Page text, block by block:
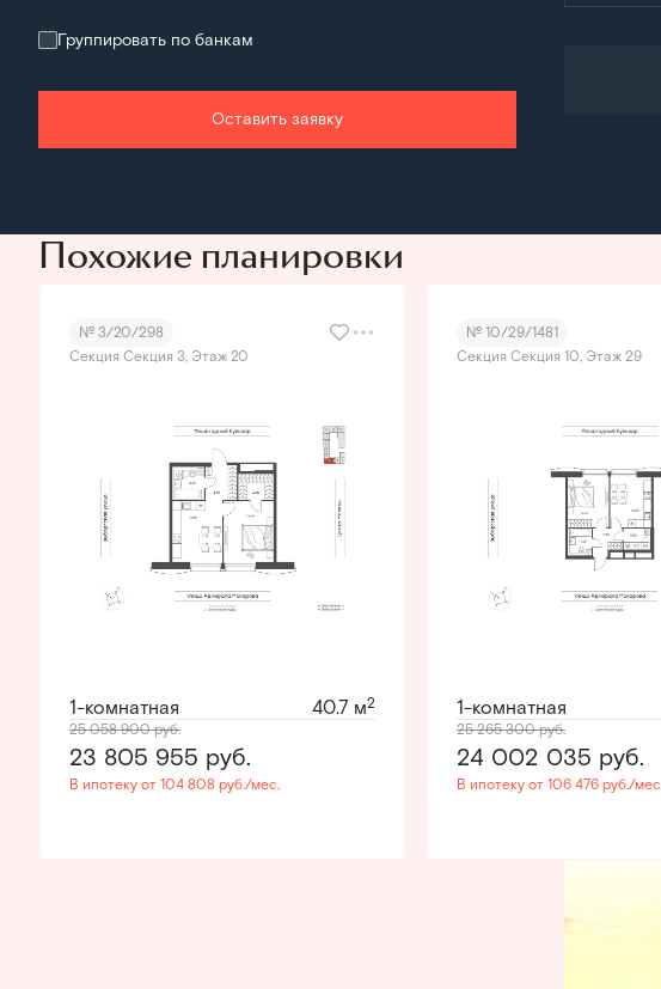
Группировать по банкам
Оставить заявку
Похожие планировки
№ 3/20/298
Секция Секция 3, Этаж 20
1-комнатная 40.7 м2
25 058 900руб.
23 805 955 руб.
В ипотеку от 104 808 руб./мес.
№ 10/29/1481
Секция Секция 10, Этаж 29
1-комнатная
25 265 300руб.
24 002 035 руб.
В ипотеку от 106 476 руб./мес.